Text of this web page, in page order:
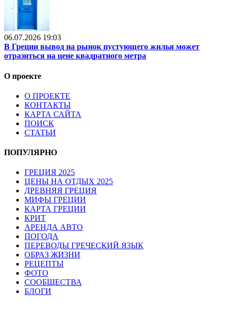
06.07.2026 19:03
В Греции вывод на рынок пустующего жилья может
отразиться на цене квадратного метра
О проекте
О ПРОЕКТЕ
КОНТАКТЫ
КАРТА САЙТА
ПОИСК
СТАТЬИ
ПОПУЛЯРНО
ГРЕЦИЯ 2025
ЦЕНЫ НА ОТДЫХ 2025
ДРЕВНЯЯ ГРЕЦИЯ
МИФЫ ГРЕЦИИ
КАРТА ГРЕЦИИ
КРИТ
АРЕНДА АВТО
ПОГОДА
ПЕРЕВОДЫ ГРЕЧЕСКИЙ ЯЗЫК
ОБРАЗ ЖИЗНИ
РЕЦЕПТЫ
ФОТО
СООБЩЕСТВА
БЛОГИ